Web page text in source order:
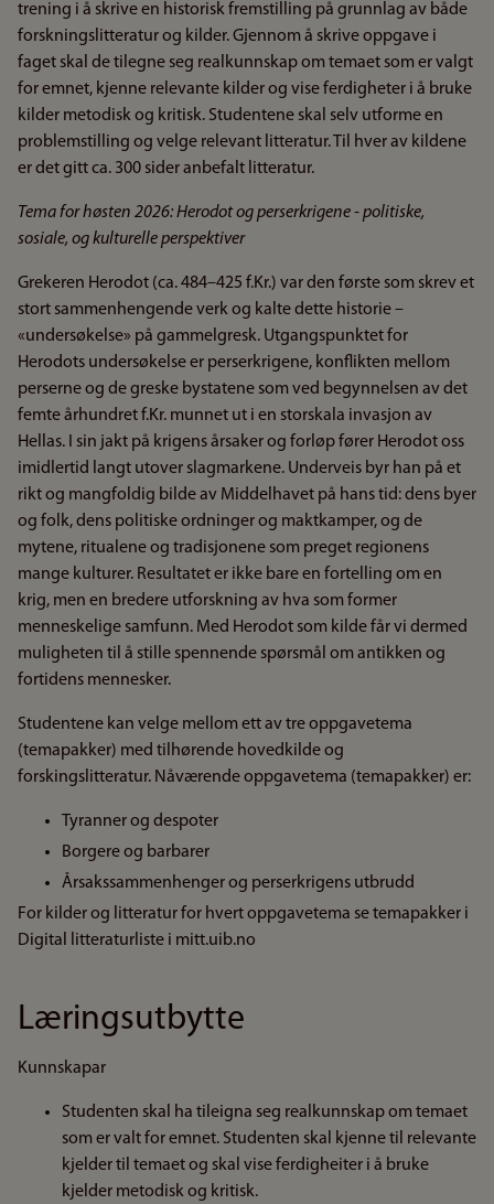
trening i å skrive en historisk fremstilling på grunnlag av både
forskningslitteratur og kilder. Gjennom å skrive oppgave i
faget skal de tilegne seg realkunnskap om temaet som er valgt
for emnet, kjenne relevante kilder og vise ferdigheter i å bruke
kilder metodisk og kritisk. Studentene skal selv utforme en
problemstilling og velge relevant litteratur. Til hver av kildene
er det gitt ca. 300 sider anbefalt litteratur.
Tema for høsten 2026: Herodot og perserkrigene - politiske,
sosiale, og kulturelle perspektiver
Grekeren Herodot (ca. 484–425 f.Kr.) var den første som skrev et
stort sammenhengende verk og kalte dette historie –
«undersøkelse» på gammelgresk. Utgangspunktet for
Herodots undersøkelse er perserkrigene, konflikten mellom
perserne og de greske bystatene som ved begynnelsen av det
femte århundret f.Kr. munnet ut i en storskala invasjon av
Hellas. I sin jakt på krigens årsaker og forløp fører Herodot oss
imidlertid langt utover slagmarkene. Underveis byr han på et
rikt og mangfoldig bilde av Middelhavet på hans tid: dens byer
og folk, dens politiske ordninger og maktkamper, og de
mytene, ritualene og tradisjonene som preget regionens
mange kulturer. Resultatet er ikke bare en fortelling om en
krig, men en bredere utforskning av hva som former
menneskelige samfunn. Med Herodot som kilde får vi dermed
muligheten til å stille spennende spørsmål om antikken og
fortidens mennesker.
Studentene kan velge mellom ett av tre oppgavetema
(temapakker) med tilhørende hovedkilde og
forskingslitteratur. Nåværende oppgavetema (temapakker) er:
Tyranner og despoter
Borgere og barbarer
Årsakssammenhenger og perserkrigens utbrudd
For kilder og litteratur for hvert oppgavetema se temapakker i
Digital litteraturliste i mitt.uib.no
Læringsutbytte
Kunnskapar
Studenten skal ha tileigna seg realkunnskap om temaet
som er valt for emnet. Studenten skal kjenne til relevante
kjelder til temaet og skal vise ferdigheiter i å bruke
kjelder metodisk og kritisk.